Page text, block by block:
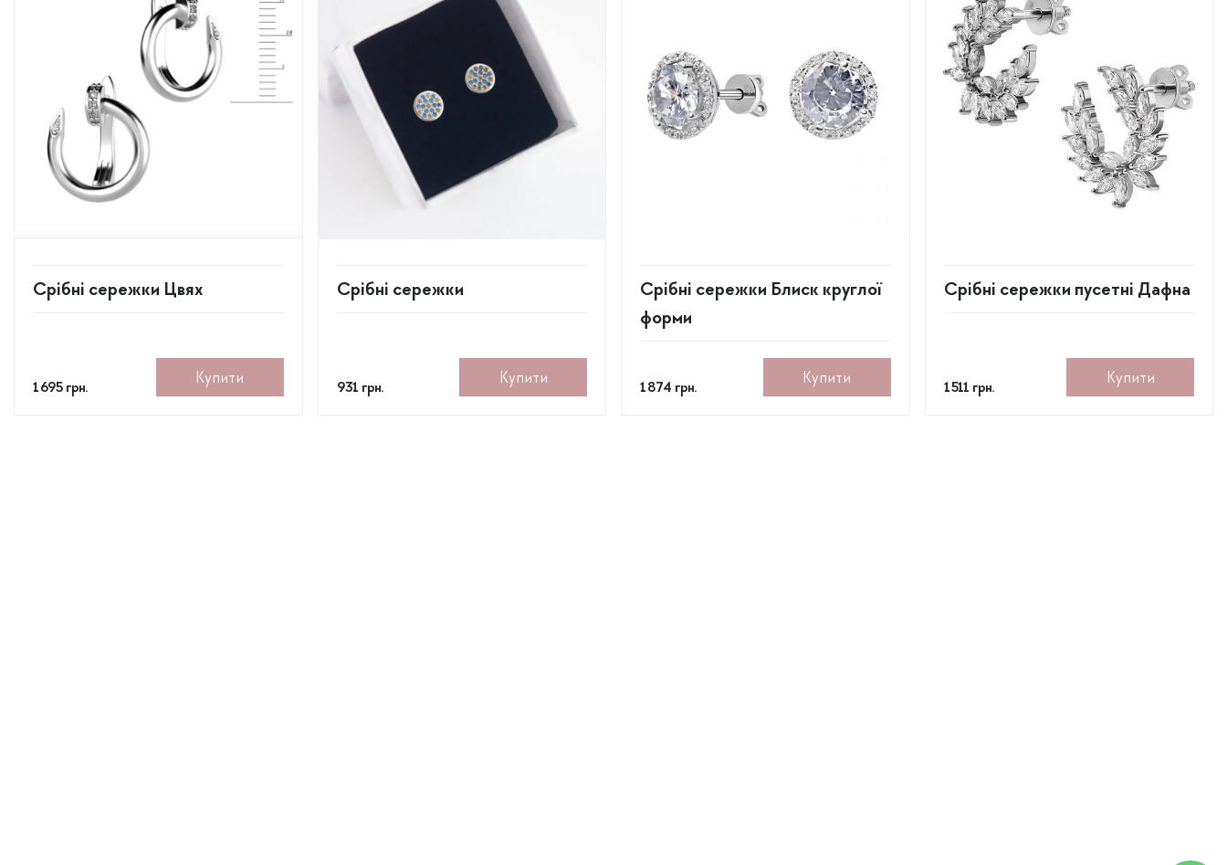
Срібні сережки Цвях
1 695 грн.
Купити
Срібні сережки
931 грн.
Купити
Срібні сережки Блиск круглої
форми
1 874 грн.
Купити
Срібні сережки пусетні Дафна
1 511 грн.
Купити